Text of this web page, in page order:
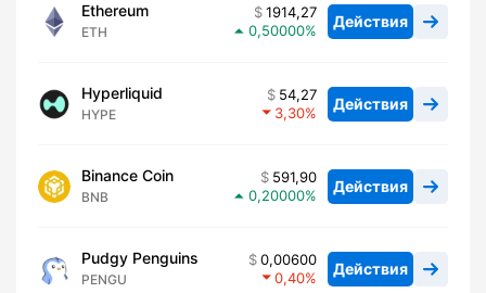
Ethereum
ETH
1914,27
0,50000
Действия
Hyperliquid
HYPE
54,27
3,30
Действия
Binance Coin
BNB
591,90
0,20000
Действия
Pudgy Penguins
PENGU
0,00600
0,40
Действия